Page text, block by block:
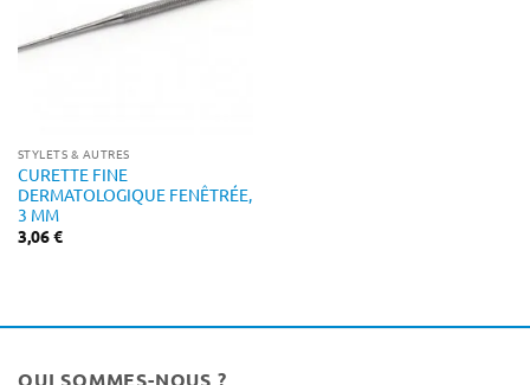
STYLETS & AUTRES
CURETTE FINE
DERMATOLOGIQUE FENÊTRÉE,
3 MM
3,06€